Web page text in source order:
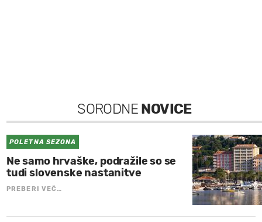
SORODNE NOVICE
POLETNA SEZONA
Ne samo hrvaške, podražile so se
tudi slovenske nastanitve
PREBERI VEČ…